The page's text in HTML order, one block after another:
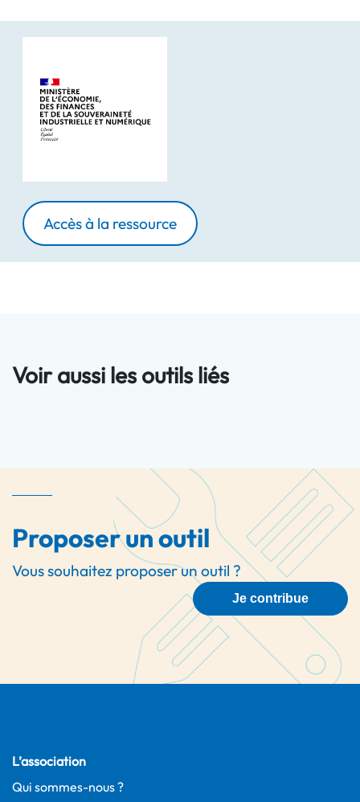
Accès à la ressource
Voir aussi les outils liés
Proposer un outil
Vous souhaitez proposer un outil ?
Je contribue
L’association
Qui sommes-nous ?